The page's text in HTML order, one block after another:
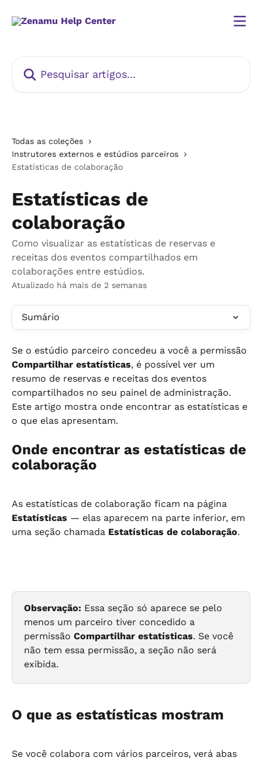
Todas as coleções
Instrutores externos e estúdios parceiros
Estatísticas de colaboração
Estatísticas de
colaboração
Como visualizar as estatísticas de reservas e
receitas dos eventos compartilhados em
colaborações entre estúdios.
Atualizado há mais de 2 semanas
Sumário
Se o estúdio parceiro concedeu a você a permissão
Compartilhar estatísticas, é possível ver um
resumo de reservas e receitas dos eventos
compartilhados no seu painel de administração.
Este artigo mostra onde encontrar as estatísticas e
o que elas apresentam.
Onde encontrar as estatísticas de
colaboração
As estatísticas de colaboração ficam na página
Estatísticas — elas aparecem na parte inferior, em
uma seção chamada Estatísticas de colaboração.
Observação: Essa seção só aparece se pelo
menos um parceiro tiver concedido a
permissão Compartilhar estatísticas. Se você
não tem essa permissão, a seção não será
exibida.
O que as estatísticas mostram
Se você colabora com vários parceiros, verá abas